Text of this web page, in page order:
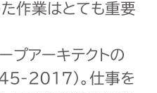
た作業はとても重要
プアーキテクトの
2017）。仕事を